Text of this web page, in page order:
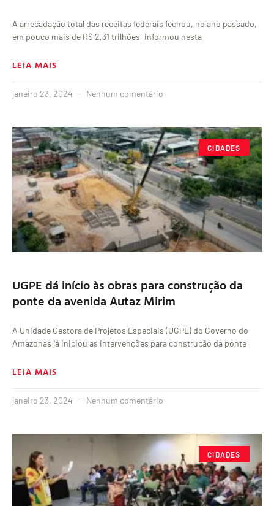
A arrecadação total das receitas federais fechou, no ano passado,
em pouco mais de R$ 2,31 trilhões, informou nesta
LEIA MAIS
janeiro 23, 2024 Nenhum comentário
CIDADES
UGPE dá início às obras para construção da
ponte da avenida Autaz Mirim​
A Unidade Gestora de Projetos Especiais (UGPE) do Governo do
Amazonas já iniciou as intervenções para construção da ponte
LEIA MAIS
janeiro 23, 2024 Nenhum comentário
CIDADES